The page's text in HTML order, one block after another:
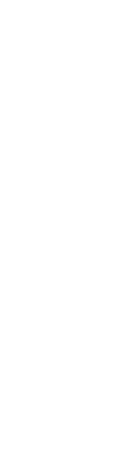
חדשים בדרך